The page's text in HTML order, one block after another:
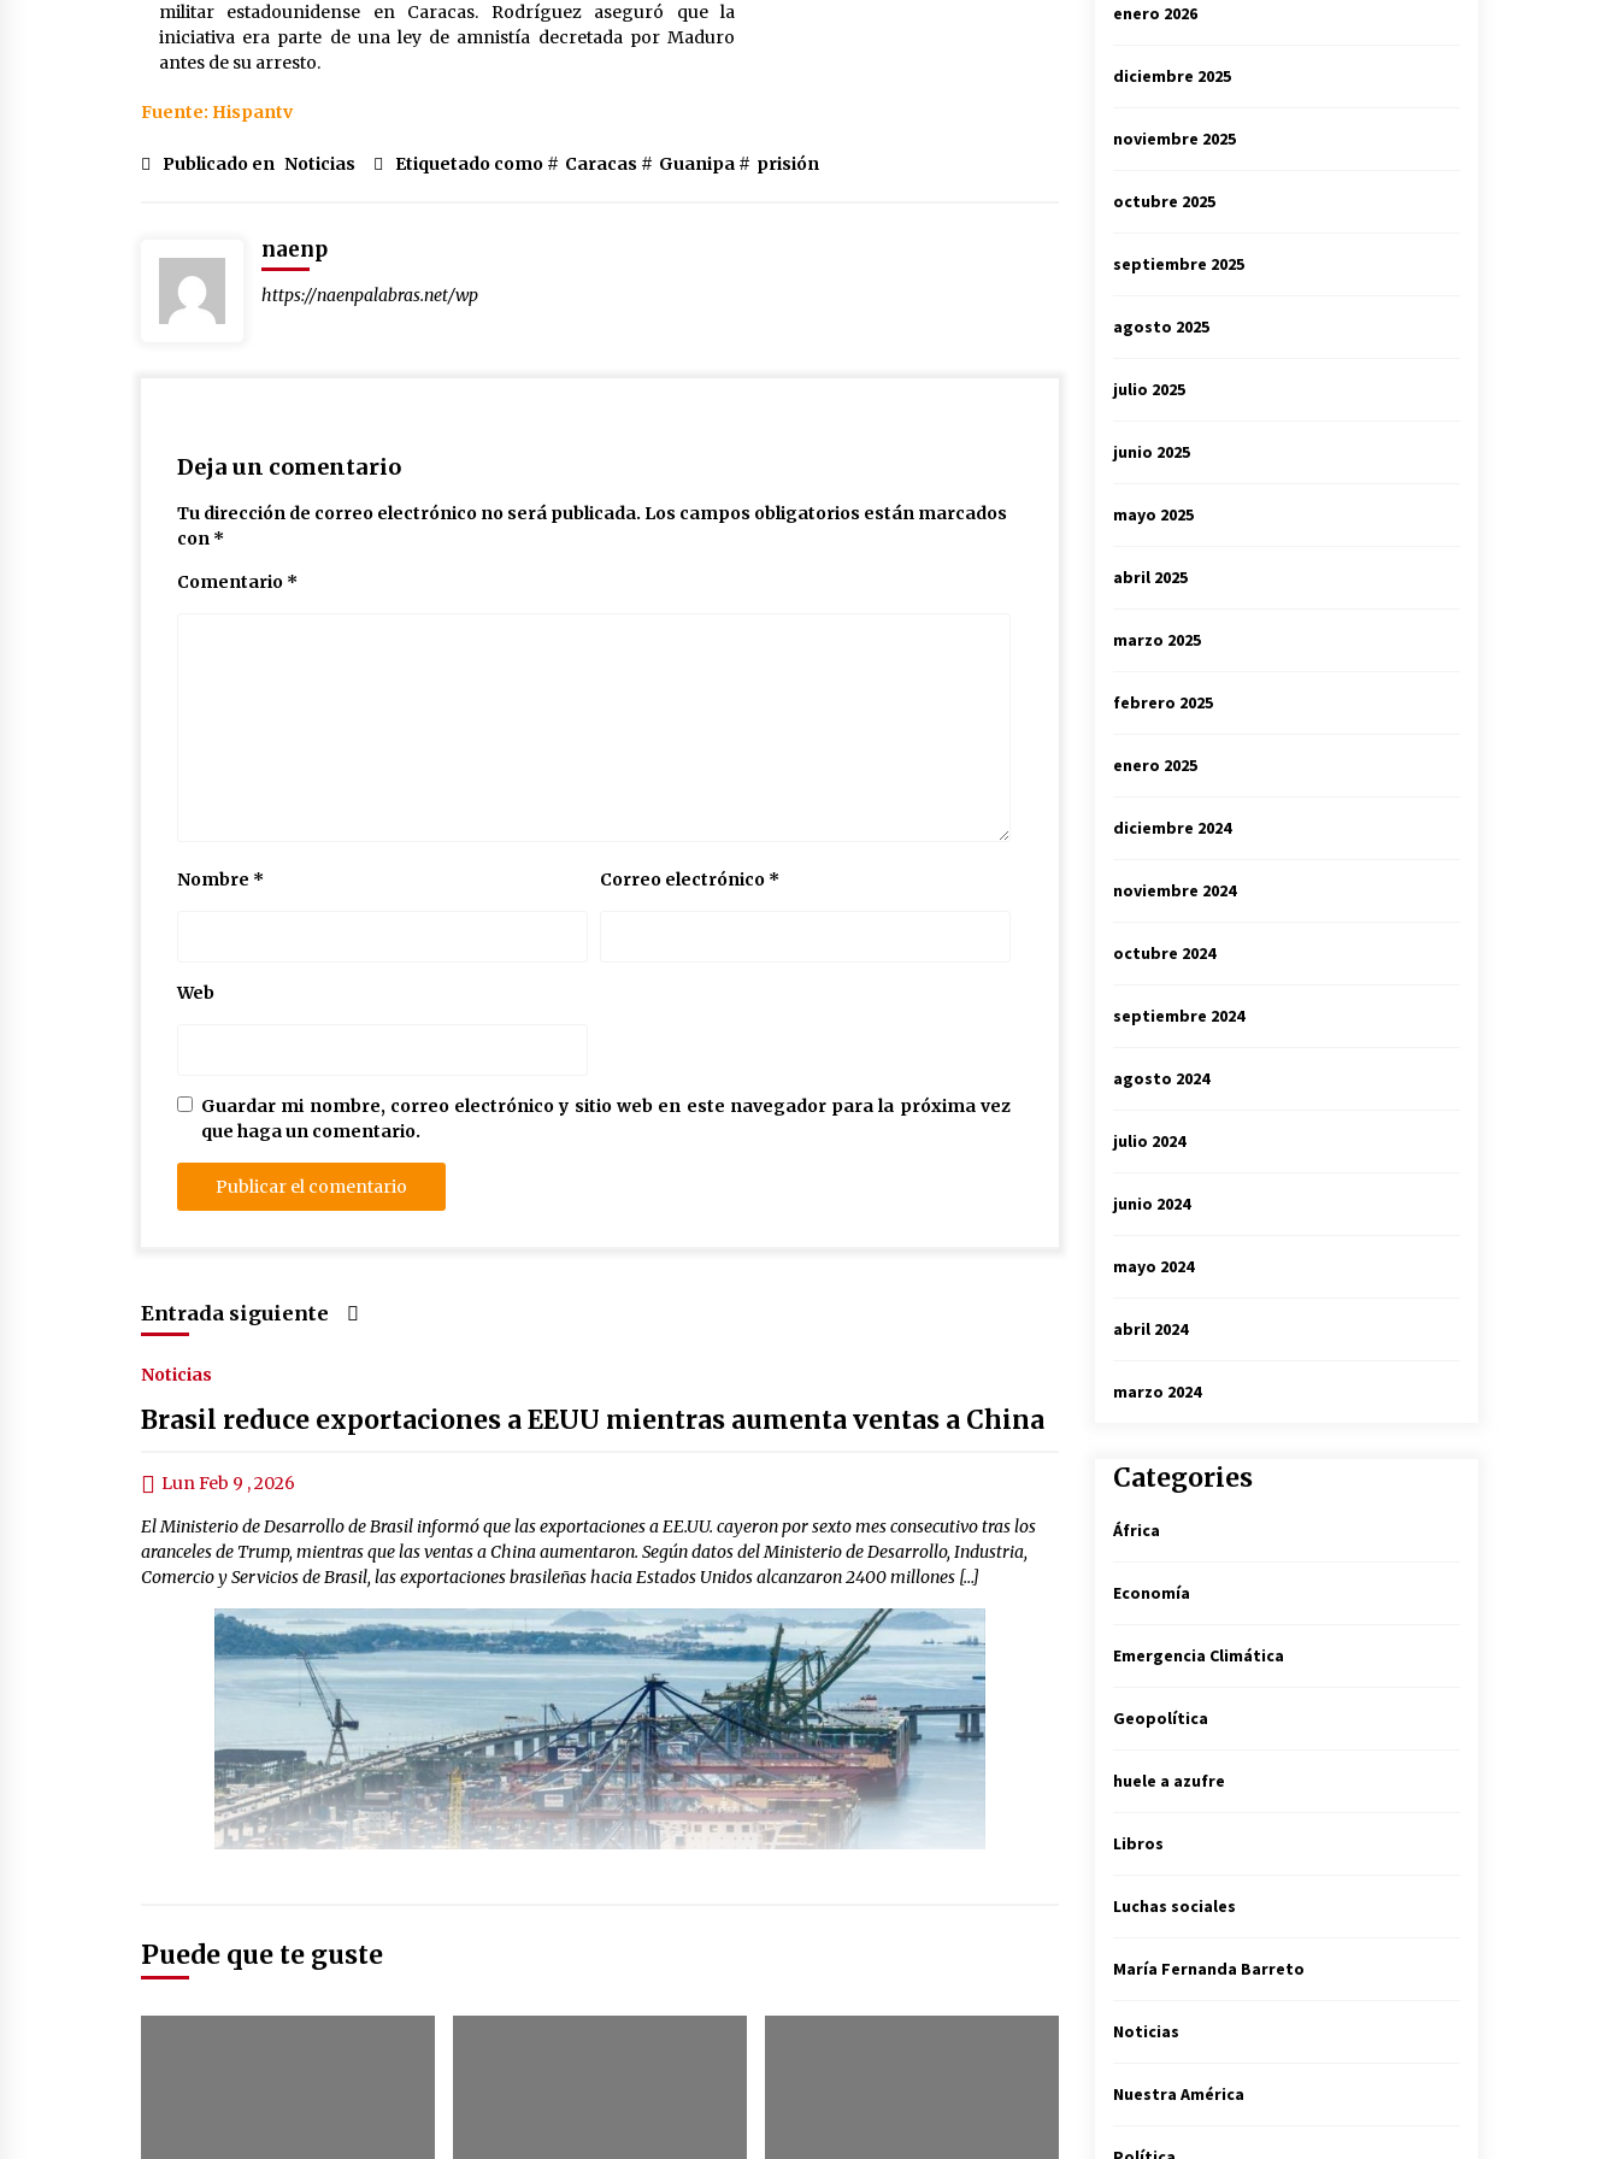
militar estadounidense en Caracas. Rodríguez aseguró que la
iniciativa era parte de una ley de amnistía decretada por Maduro
antes de su arresto.
Fuente: Hispantv
Publicado en Noticias Etiquetado como # Caracas # Guanipa # prisión
naenp
https://naenpalabras.net/wp
Deja un comentario
Tu dirección de correo electrónico no será publicada. Los campos obligatorios están marcados
con *
Comentario *
Nombre * Correo electrónico *
Web
Guardar mi nombre, correo electrónico y sitio web en este navegador para la próxima vez
que haga un comentario.
Entrada siguiente
Noticias
Brasil reduce exportaciones a EEUU mientras aumenta ventas a China
Lun Feb 9 , 2026
El Ministerio de Desarrollo de Brasil informó que las exportaciones a EE.UU. cayeron por sexto mes consecutivo tras los
aranceles de Trump, mientras que las ventas a China aumentaron. Según datos del Ministerio de Desarrollo, Industria,
Comercio y Servicios de Brasil, las exportaciones brasileñas hacia Estados Unidos alcanzaron 2400 millones […]
Puede que te guste
enero 2026
diciembre 2025
noviembre 2025
octubre 2025
septiembre 2025
agosto 2025
julio 2025
junio 2025
mayo 2025
abril 2025
marzo 2025
febrero 2025
enero 2025
diciembre 2024
noviembre 2024
octubre 2024
septiembre 2024
agosto 2024
julio 2024
junio 2024
mayo 2024
abril 2024
marzo 2024
Categories
África
Economía
Emergencia Climática
Geopolítica
huele a azufre
Libros
Luchas sociales
María Fernanda Barreto
Noticias
Nuestra América